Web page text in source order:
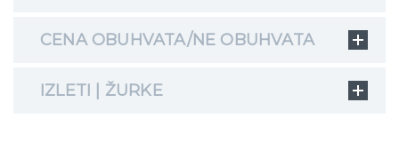
CENA OBUHVATA/NE OBUHVATA
IZLETI | ŽURKE